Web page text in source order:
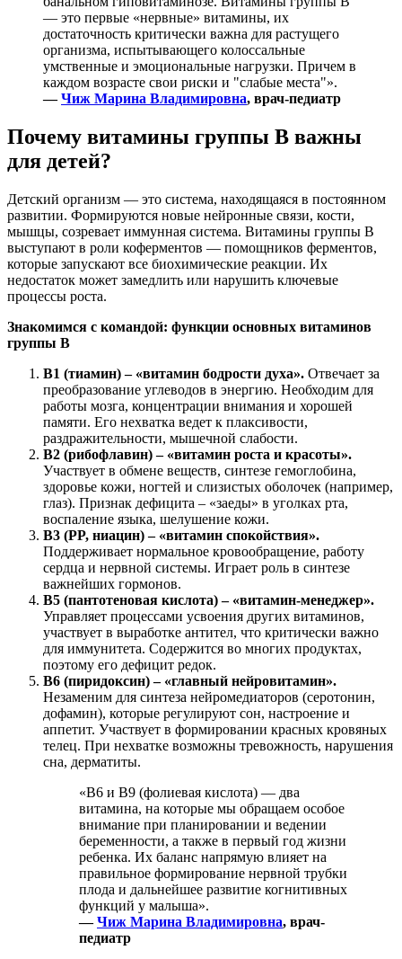
— это первые «нервные» витамины, их
достаточность критически важна для растущего
организма, испытывающего колоссальные
умственные и эмоциональные нагрузки. Причем в
каждом возрасте свои риски и "слабые места"».
—Чиж Марина Владимировна, врач-педиатр
Почему витамины группы B важны
для детей?
Детский организм — это система, находящаяся в постоянном
развитии. Формируются новые нейронные связи, кости,
мышцы, созревает иммунная система. Витамины группы B
выступают в роли коферментов — помощников ферментов,
которые запускают все биохимические реакции. Их
недостаток может замедлить или нарушить ключевые
процессы роста.
Знакомимся с командой: функции основных витаминов
группы B
B1 (тиамин) – «витамин бодрости духа». Отвечает за
преобразование углеводов в энергию. Необходим для
работы мозга, концентрации внимания и хорошей
памяти. Его нехватка ведет к плаксивости,
раздражительности, мышечной слабости.
B2 (рибофлавин) – «витамин роста и красоты».
Участвует в обмене веществ, синтезе гемоглобина,
здоровье кожи, ногтей и слизистых оболочек (например,
глаз). Признак дефицита – «заеды» в уголках рта,
воспаление языка, шелушение кожи.
B3 (PP, ниацин) – «витамин спокойствия».
Поддерживает нормальное кровообращение, работу
сердца и нервной системы. Играет роль в синтезе
важнейших гормонов.
B5 (пантотеновая кислота) – «витамин-менеджер».
Управляет процессами усвоения других витаминов,
участвует в выработке антител, что критически важно
для иммунитета. Содержится во многих продуктах,
поэтому его дефицит редок.
B6 (пиридоксин) – «главный нейровитамин».
Незаменим для синтеза нейромедиаторов (серотонин,
дофамин), которые регулируют сон, настроение и
аппетит. Участвует в формировании красных кровяных
телец. При нехватке возможны тревожность, нарушения
сна, дерматиты.
«B6 и B9 (фолиевая кислота) — два
витамина, на которые мы обращаем особое
внимание при планировании и ведении
беременности, а также в первый год жизни
ребенка. Их баланс напрямую влияет на
правильное формирование нервной трубки
плода и дальнейшее развитие когнитивных
функций у малыша».
—Чиж Марина Владимировна, врач-
педиатр